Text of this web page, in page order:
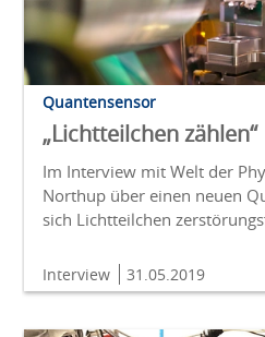
Quantensensor
„Lichtteilchen zählen“
Im Interview mit Welt der
Northup über einen neuen
sich Lichtteilchen
Interview 31.05.2019